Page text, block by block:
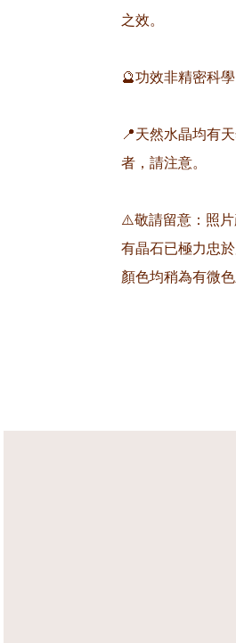
之效。
🔮功效非精密科學
📍天然水晶均有
者，請注意。
⚠️敬請留意：照片
有晶石已極力忠
顏色均稍為有微